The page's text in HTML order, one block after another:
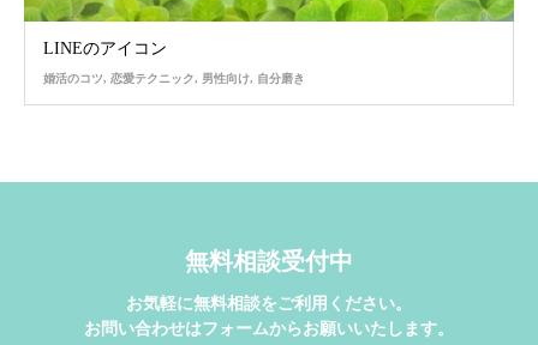
LINEのアイコン
婚活のコツ, 恋愛テクニック, 男性向け, 自分磨き
無料相談受付中
お気軽に無料相談をご利用ください。
お問い合わせはフォームからお願いいたします。